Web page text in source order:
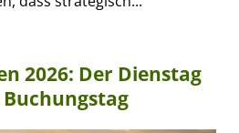
2026: Der Dienstag